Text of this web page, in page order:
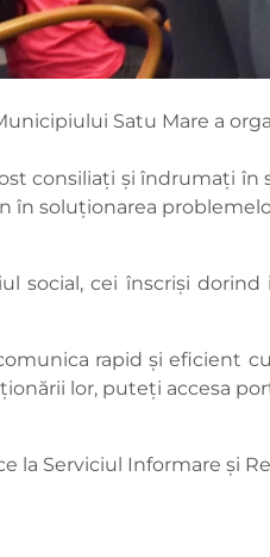
Satu Mare a
consiliați și îndrumați în
în soluționarea
social, cei înscriși
rapid și eficient cu
lor, puteți accesa
la Serviciul Informare și